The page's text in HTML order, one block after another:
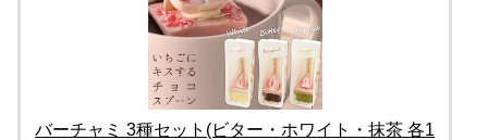
バーチャミ 3種セット(ビター・ホワイト・抹茶 各1